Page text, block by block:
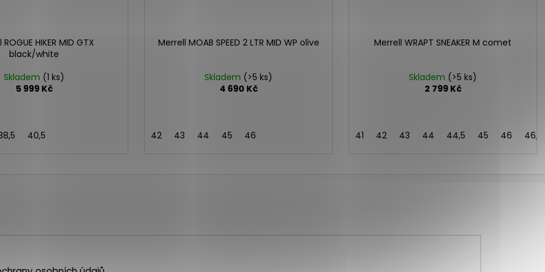
HIKER MID GTX
black/white
Skladem (1 ks)
5 999 Kč
40,5
Merrell MOAB SPEED 2 LTR MID WP olive
Skladem (>5 ks)
4 690 Kč
42 43 44 45 46
Merrell WRAPT SNEAKER M comet
Skladem (>5 ks)
2 799 Kč
41 42 43 44 44,5 45 46 46,5